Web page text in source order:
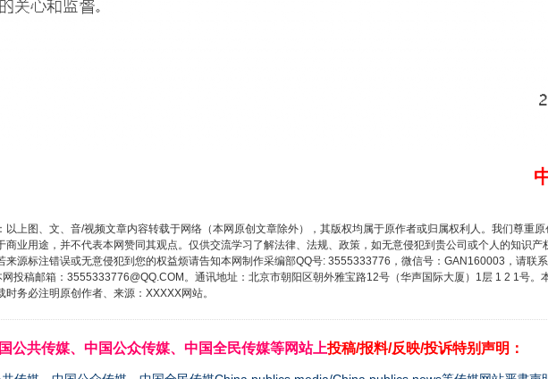
以上图、文、音/视频文章内容转载于网络（本网原创文章除外），其版权均属于原作者或归属权利人。我们尊重
商业用途，并不代表本网赞同其观点。仅供交流学习了解法律、法规、政策，如无意侵犯到贵公司或个人的知识
来源标注错误或无意侵犯到您的权益烦请告知本网制作采编部QQ号: 3555333776，微信号：GAN160003，请联
投稿邮箱：3555333776@QQ.COM。通讯地址：北京市朝阳区朝外雅宝路12号（华声国际大厦）1层 1 2 1号。
时务必注明原创作者、来源：XXXXX网站。
公共传媒、中国公众传媒、中国全民传媒等网站上投稿/报料/反映/投诉特别声明：
近平的博鳌关键词
魏明亮严重违纪违法案透视